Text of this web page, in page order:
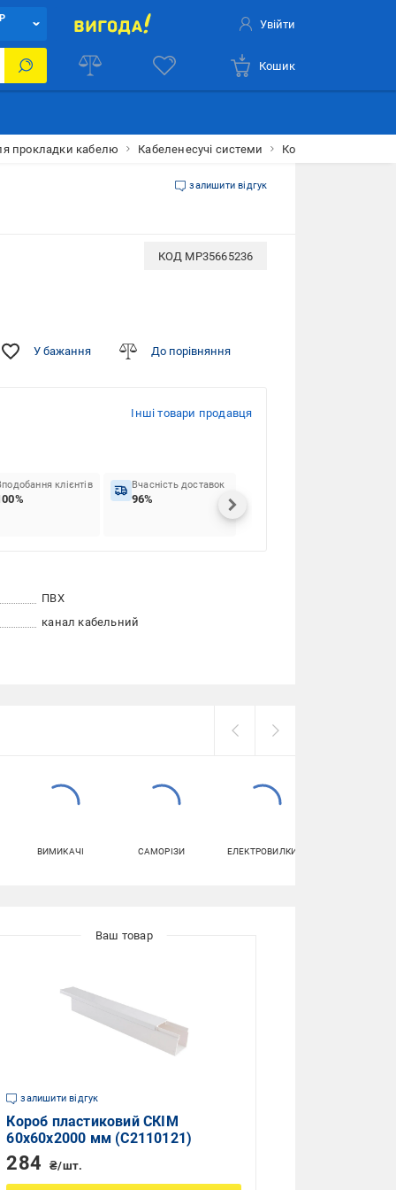
Увійти
Кошик
прокладки кабелю Кабеленесучі системи Короб пластиковий
залишити відгук
КОД MP35665236
У бажання До порівняння
Інші товари продавця
клієнтів Вчасність доставок
96%
ПВХ
канал кабельний
ВИМИКАЧІ САМОРІЗИ ЕЛЕКТРОВИЛКИ
залишити відгук
Короб пластиковий СКІМ
60х60х2000 мм (С2110121)
284 ₴/шт.